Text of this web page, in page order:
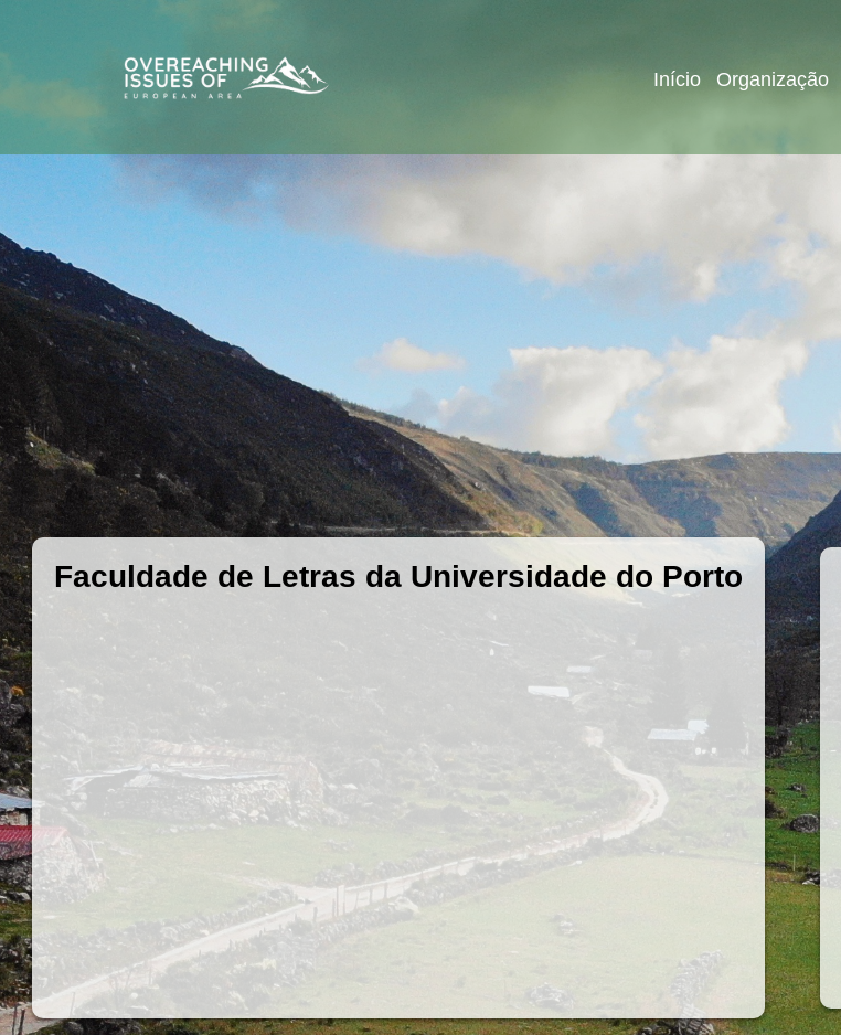
Início Organização
Faculdade de Letras da Universidade do Porto